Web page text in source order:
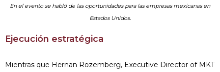
En el evento se habló de las oportunidades para las empresas mexicanas en
Estados Unidos.
Ejecución estratégica
Mientras que Hernan Rozemberg, Executive Director of MKT